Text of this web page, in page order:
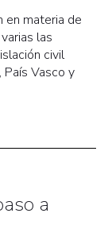
en materia de
las
civil
País Vasco y
a